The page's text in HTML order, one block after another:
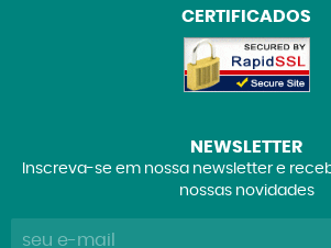
CERTIFICADOS
NEWSLETTER
Inscreva-se em nossa newsletter e
nossas novidades